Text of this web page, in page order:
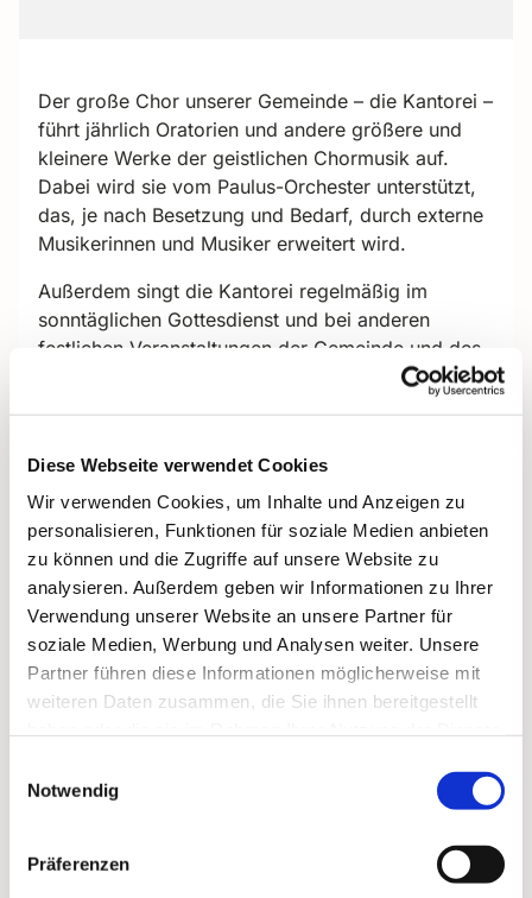
Diese Webseite verwendet Cookies
Wir verwenden Cookies, um Inhalte und Anzeigen zu
personalisieren, Funktionen für soziale Medien anbieten
zu können und die Zugriffe auf unsere Website zu
analysieren. Außerdem geben wir Informationen zu Ihrer
Verwendung unserer Website an unsere Partner für
soziale Medien, Werbung und Analysen weiter. Unsere
Partner führen diese Informationen möglicherweise mit
weiteren Daten zusammen, die Sie ihnen bereitgestellt
Notwendig
Präferenzen
Der große Chor unserer Gemeinde – die Kantorei –
führt jährlich Oratorien und andere größere und
kleinere Werke der geistlichen Chormusik auf.
Dabei wird sie vom Paulus-Orchester unterstützt,
das, je nach Besetzung und Bedarf, durch externe
Musikerinnen und Musiker erweitert wird.
Außerdem singt die Kantorei regelmäßig im
sonntäglichen Gottesdienst und bei anderen
festlichen Veranstaltungen der Gemeinde und des
Leitung:Dr. Cordelia Miller
Probentermine:Die Kantorei probt
regelmäßigdonnerstags von 19.30 bis 21.30 Uhr,
ab Juni 2025 in der Pauluskirche.Wer Lust und
Interesse hat, mit zu singen, wird gebeten, vorab
mit der Leiterin der Kantorei Cordelia Miller
Kontakt aufzunehmen.
Probenwochenenden:
Einmal jährlich finden auf
Chorreisen oder in den Räumlichkeiten der
Paulusgemeinde intensive Probenphasen zur
Lobethal, Rheinsberg, Marienthal, Bad Saarow und